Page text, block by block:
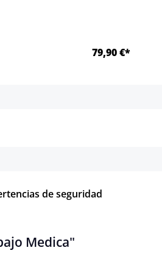
79,90 €*
de seguridad
Medica"